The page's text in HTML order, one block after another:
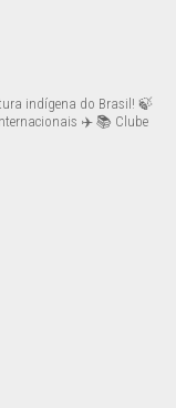
indígena do Brasil! 🍃
✈️ 📚 Clube